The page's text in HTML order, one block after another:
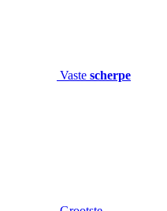
Vaste scherpe